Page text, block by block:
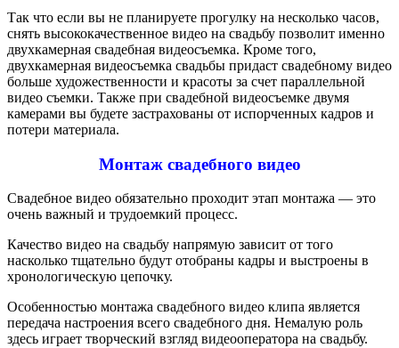
Так что если вы не планируете прогулку на несколько часов,
снять высококачественное видео на свадьбу позволит именно
двухкамерная свадебная видеосъемка. Кроме того,
двухкамерная видеосъемка свадьбы придаст свадебному видео
больше художественности и красоты за счет параллельной
видео съемки. Также при свадебной видеосъемке двумя
камерами вы будете застрахованы от испорченных кадров и
потери материала.
Монтаж свадебного видео
Свадебное видео обязательно проходит этап монтажа — это
очень важный и трудоемкий процесс.
Качество видео на свадьбу напрямую зависит от того
насколько тщательно будут отобраны кадры и выстроены в
хронологическую цепочку.
Особенностью монтажа свадебного видео клипа является
передача настроения всего свадебного дня. Немалую роль
здесь играет творческий взгляд видеооператора на свадьбу.